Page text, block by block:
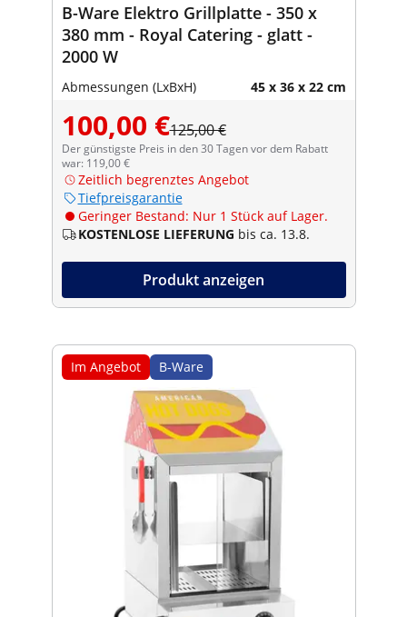
B-Ware Elektro Grillplatte - 350 x
380 mm - Royal Catering - glatt -
2000 W
Abmessungen (LxBxH) 45 x 36 x 22 cm
100,00 €125,00 €
Der günstigste Preis in den 30 Tagen vor dem Rabatt
war: 119,00 €
Zeitlich begrenztes Angebot
Tiefpreisgarantie
Geringer Bestand: Nur 1 Stück auf Lager.
KOSTENLOSE LIEFERUNG bis ca. 13.8.
Produkt anzeigen
Im Angebot B-Ware